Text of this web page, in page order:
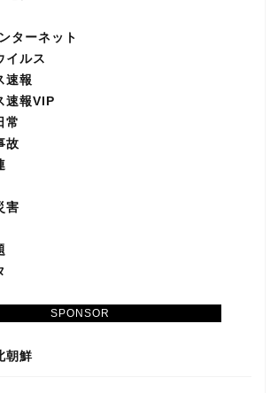
SPONSOR
ターネット
イルス
速報
速報VIP
常
故
害
術・医学
朝鮮